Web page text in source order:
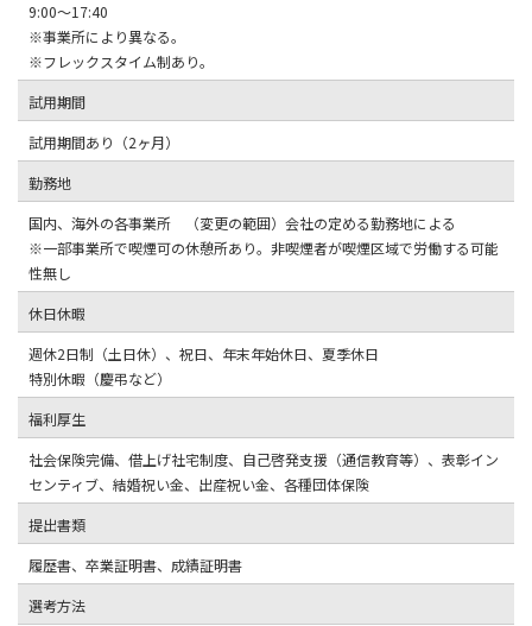
9:00～17:40
※事業所により異なる。
※フレックスタイム制あり。
試用期間
試用期間あり（2ヶ月）
勤務地
国内、海外の各事業所 （変更の範囲）会社の定める勤務地による
※一部事業所で喫煙可の休憩所あり。非喫煙者が喫煙区域で労働する可能
性無し
休日休暇
週休2日制（土日休）、祝日、年末年始休日、夏季休日
特別休暇（慶弔など）
福利厚生
社会保険完備、借上げ社宅制度、自己啓発支援（通信教育等）、表彰イン
センティブ、結婚祝い金、出産祝い金、各種団体保険
提出書類
履歴書、卒業証明書、成績証明書
選考方法